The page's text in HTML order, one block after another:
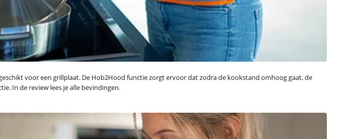
voor een grillplaat. De Hob2Hood functie zorgt ervoor dat zodra de kookstand omhoog gaat, de
In de review lees je alle bevindingen.